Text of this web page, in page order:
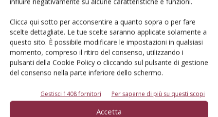
Clicca qui sotto per acconsentire a quanto sopra o per fare
scelte dettagliate. Le tue scelte saranno applicate solamente a
questo sito. È possibile modificare le impostazioni in qualsiasi
momento, compreso il ritiro del consenso, utilizzando i
pulsanti della Cookie Policy o cliccando sul pulsante di gestione
del consenso nella parte inferiore dello schermo.
Gestisci 1408 fornitori Per saperne di più su questi scopi
Accetta
L'Esperto risponde